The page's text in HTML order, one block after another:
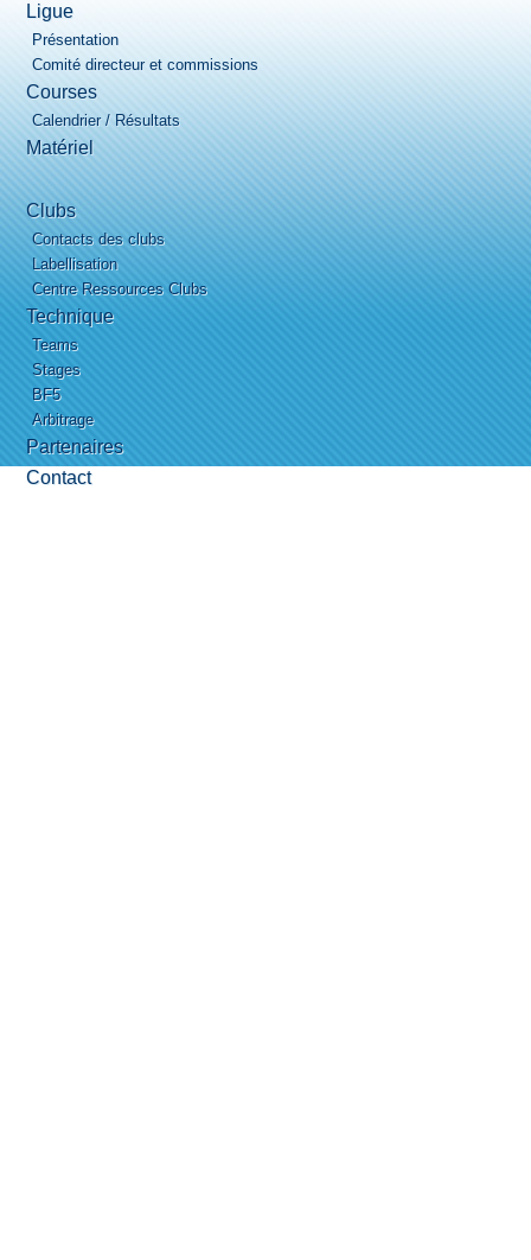
Ligue
Présentation
Comité directeur et commissions
Courses
Calendrier / Résultats
Matériel
Clubs
Contacts des clubs
Labellisation
Centre Ressources Clubs
Technique
Teams
Stages
BF5
Arbitrage
Partenaires
Contact